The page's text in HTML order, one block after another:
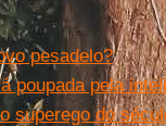
pesadelo?
poupada pela
superego do